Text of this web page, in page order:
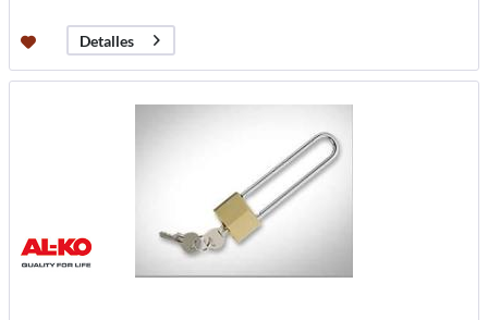
Detalles